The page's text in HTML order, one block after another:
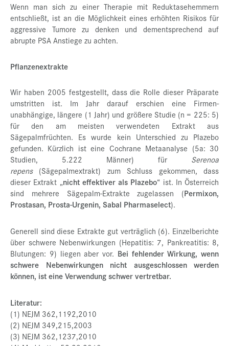
Wenn man sich zu einer Therapie mit Reduktasehemmern
entschließt, ist an die Möglichkeit eines erhöhten Risikos für
aggressive Tumore zu denken und dementsprechend auf
abrupte PSA Anstiege zu achten.
Pflanzenextrakte
Wir haben 2005 festgestellt, dass die Rolle dieser Präparate
umstritten ist. Im Jahr darauf erschien eine Firmen-
unabhängige, längere (1 Jahr) und größere Studie (n = 225: 5)
für den am meisten verwendeten Extrakt aus
Sägepalmfrüchten. Es wurde kein Unterschied zu Plazebo
gefunden. Kürzlich ist eine Cochrane Metaanalyse (5a: 30
Studien, 5.222 Männer) für Serenoa
repens(Sägepalmextrakt) zum Schluss gekommen, dass
dieser Extrakt „nicht effektiver als Plazebo“ ist. In Österreich
sind mehrere Sägepalm-Extrakte zugelassen (Permixon,
Prostasan, Prosta-Urgenin, Sabal Pharmaselect).
Generell sind diese Extrakte gut verträglich (6). Einzelberichte
über schwere Nebenwirkungen (Hepatitis: 7, Pankreatitis: 8,
Blutungen: 9) liegen aber vor. Bei fehlender Wirkung, wenn
schwere Nebenwirkungen nicht ausgeschlossen werden
können, ist eine Verwendung schwer vertretbar.
Literatur:
(1) NEJM 362,1192,2010
(2) NEJM 349,215,2003
(3) NEJM 362,1237,2010